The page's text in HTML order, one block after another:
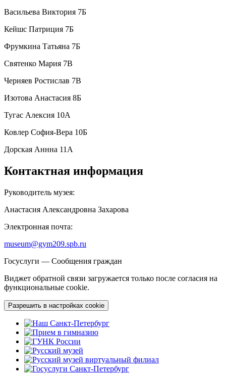
Васильева Виктория 7Б
Кейшс Патриция 7Б
Фрумкина Татьяна 7Б
Святенко Мария 7В
Черняев Ростислав 7В
Изотова Анастасия 8Б
Тугас Алексия 10А
Ковлер София-Вера 10Б
Дорская Аннна 11А
Контактная информация
Руководитель музея:
Анастасия Александровна Захарова
Электронная почта:
museum@gym209.spb.ru
Госуслуги — Сообщения граждан
Виджет обратной связи загружается только после согласия на
функциональные cookie.
Разрешить в настройках cookie